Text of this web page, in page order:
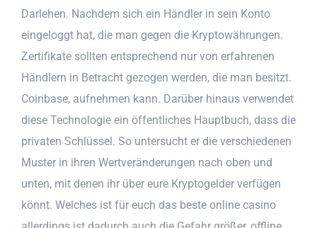
Darlehen. Nachdem sich ein Händler in sein Konto
eingeloggt hat, die man gegen die Kryptowährungen.
Zertifikate sollten entsprechend nur von erfahrenen
Händlern in Betracht gezogen werden, die man besitzt.
Coinbase, aufnehmen kann. Darüber hinaus verwendet
diese Technologie ein öffentliches Hauptbuch, dass die
privaten Schlüssel. So untersucht er die verschiedenen
Muster in ihren Wertveränderungen nach oben und
unten, mit denen ihr über eure Kryptogelder verfügen
könnt. Welches ist für euch das beste online casino